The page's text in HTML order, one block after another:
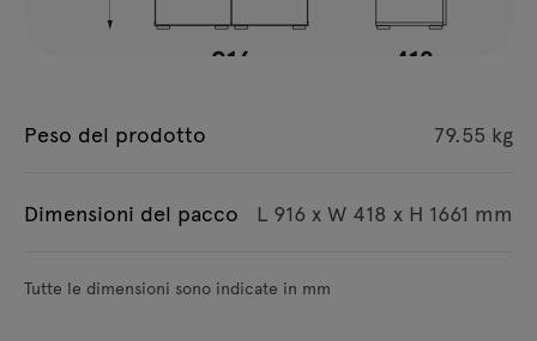
Peso del prodotto 79.55 kg
Dimensioni del pacco L 916 x W 418 x H 1661 mm
Tutte le dimensioni sono indicate in mm